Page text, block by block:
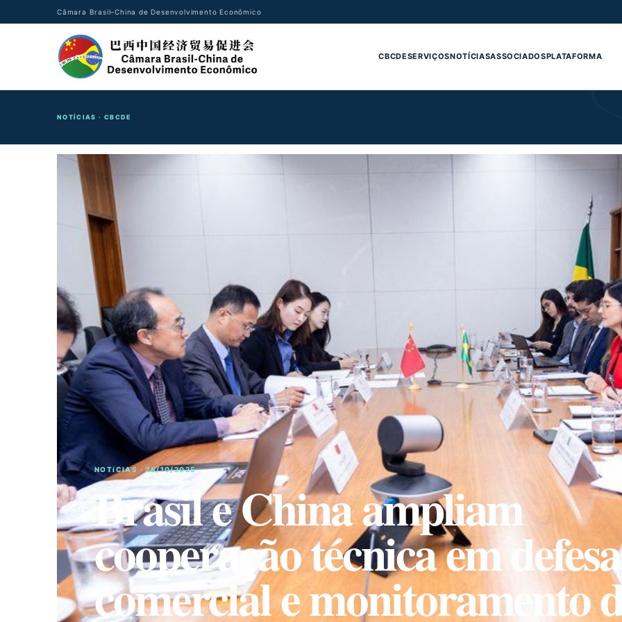
Câmara Brasil–China de Desenvolvimento Econômico
CBCDESERVIÇOSNOTÍCIASASSOCIADOSPLATAFORMA
NOTÍCIAS · CBCDE
NOTíCIAS · 28/10/2025
Brasil e China ampliam
cooperação técnica em defesa
comercial e monitoramento